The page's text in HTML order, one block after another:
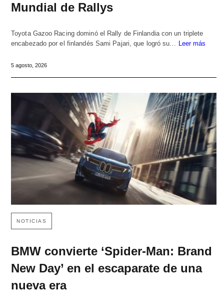
Mundial de Rallys
Toyota Gazoo Racing dominó el Rally de Finlandia con un triplete
encabezado por el finlandés Sami Pajari, que logró su…
Leer más
5 agosto, 2026
NOTICIAS
BMW convierte ‘Spider-Man: Brand
New Day’ en el escaparate de una
nueva era